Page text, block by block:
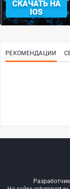
СКАЧАТЬ НА
IOS
РЕКОМЕНДАЦИИ